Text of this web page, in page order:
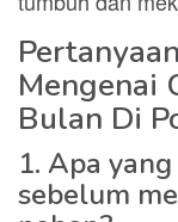
Mengenai
Bulan Di
1. Apa
sebelum